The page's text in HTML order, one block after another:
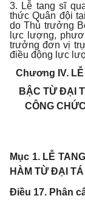
3. Lễ tang sĩ
thức Quân đội
do Thủ trưởng
lực lượng,
trưởng đơn vị
điều động lực
Chương IV.
BẬC TỪ ĐẠI
CÔNG
Mục 1. LỄ
HÀM TỪ ĐẠI
Điều 17. Phân